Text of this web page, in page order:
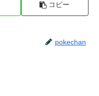
コピー
pokechan